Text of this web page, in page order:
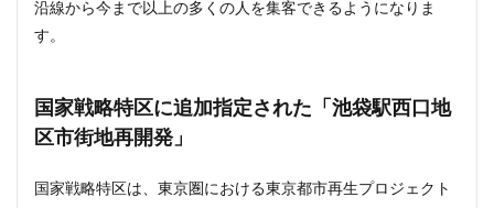
沿線から今まで以上の多くの人を集客できるようになりま
す。
国家戦略特区に追加指定された「池袋駅西口地
区市街地再開発」
国家戦略特区は、東京圏における東京都市再生プロジェクト